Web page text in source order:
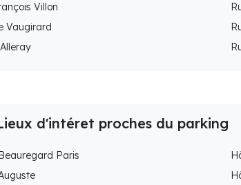
Villon
Vaugirard
d'intéret proches du parking
Paris